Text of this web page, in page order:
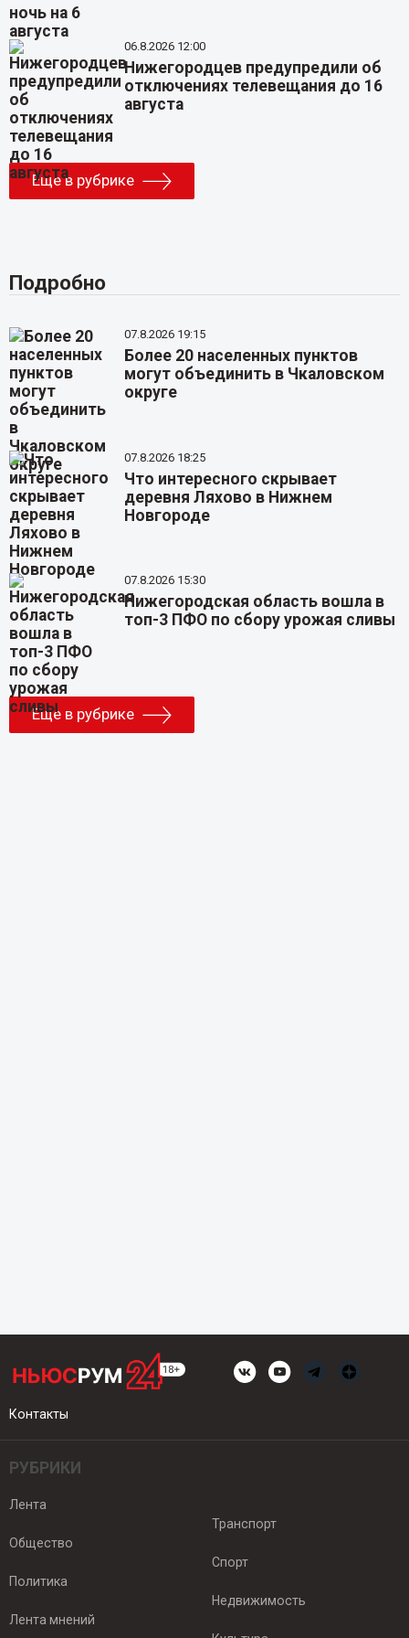
06.8.2026 12:00
Нижегородцев предупредили об
отключениях телевещания до 16
августа
Еще в рубрике
Подробно
07.8.2026 19:15
Более 20 населенных пунктов
могут объединить в Чкаловском
округе
07.8.2026 18:25
Что интересного скрывает
деревня Ляхово в Нижнем
Новгороде
07.8.2026 15:30
Нижегородская область вошла в
топ-3 ПФО по сбору урожая сливы
Еще в рубрике
Контакты
РУБРИКИ
Лента
Общество
Политика
Лента мнений
Транспорт
Спорт
Недвижимость